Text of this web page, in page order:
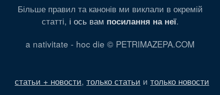
Більше правил та канонів ми виклали в окремій
статті, і ось вам посилання на неї.
a nativitate - hoc die © PETRIMAZEPA.COM
статьи + новости, только статьи и только новости